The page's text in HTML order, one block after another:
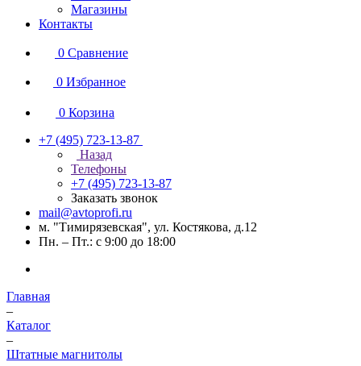
Магазины
Контакты
0 Сравнение
0 Избранное
0 Корзина
+7 (495) 723-13-87
Назад
Телефоны
+7 (495) 723-13-87
Заказать звонок
mail@avtoprofi.ru
м. "Тимирязевская", ул. Костякова, д.12
Пн. – Пт.: с 9:00 до 18:00
Главная
–
Каталог
–
Штатные магнитолы